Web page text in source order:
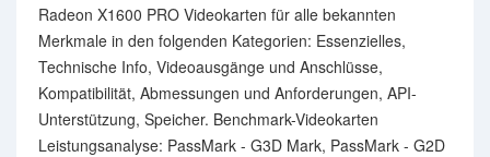
Radeon X1600 PRO Videokarten für alle bekannten
Merkmale in den folgenden Kategorien: Essenzielles,
Technische Info, Videoausgänge und Anschlüsse,
Kompatibilität, Abmessungen und Anforderungen, API-
Unterstützung, Speicher. Benchmark-Videokarten
Leistungsanalyse: PassMark - G3D Mark, PassMark - G2D